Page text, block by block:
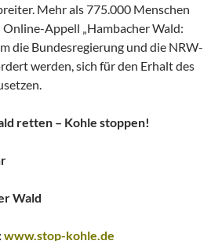
Mehr als 775.000 Menschen
Appell „Hambacher Wald:
die Bundesregierung und die NRW-
werden, sich für den Erhalt des
retten – Kohle stoppen!
Wald
www.stop-kohle.de